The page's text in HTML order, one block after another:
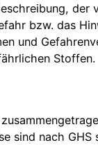
der
bzw. das
und
Stoffen.
sind nach